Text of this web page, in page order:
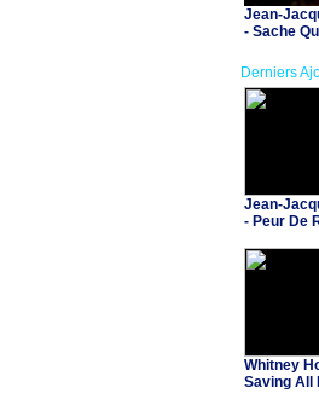
Jean-
- Sache
Derniers
Jean-
- Peur De
Whitney
Saving All